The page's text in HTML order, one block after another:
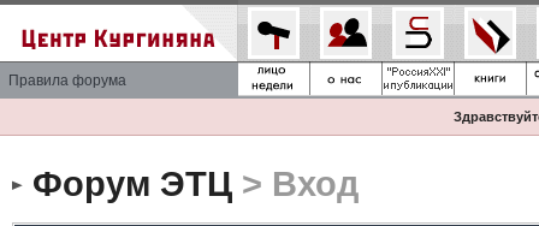
Правила форума
Форум ЭТЦ> Вход